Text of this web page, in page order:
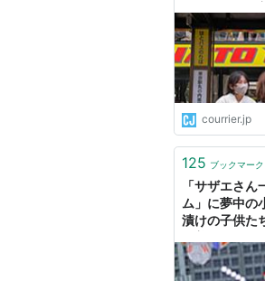
courrier.jp
125 ブックマーク
「サザエさ
ム」に夢中の
漬けの子供た
痛いニュー